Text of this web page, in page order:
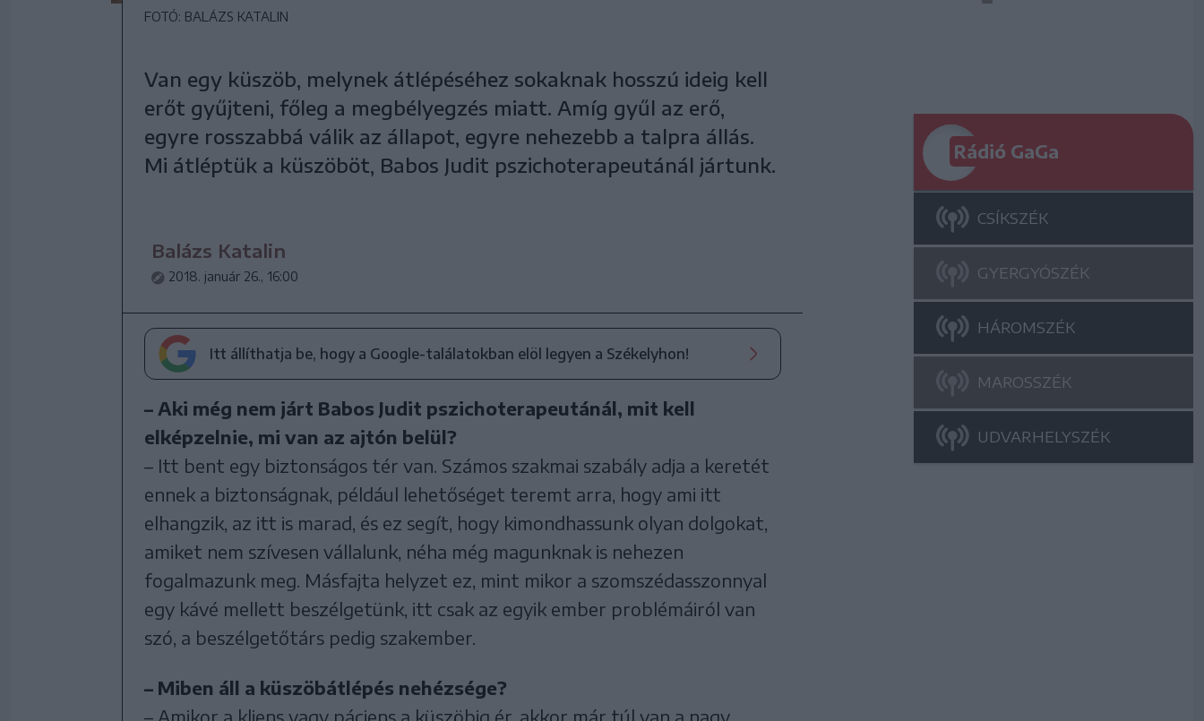
FOTÓ: BALÁZS KATALIN
Van egy küszöb, melynek átlépéséhez sokaknak hosszú ideig kell
erőt gyűjteni, főleg a megbélyegzés miatt. Amíg gyűl az erő,
egyre rosszabbá válik az állapot, egyre nehezebb a talpra állás.
Mi átléptük a küszöböt, Babos Judit pszichoterapeutánál jártunk.
Balázs Katalin
2018. január 26., 16:00
Itt állíthatja be, hogy a Google-találatokban elöl legyen a Székelyhon!
– Aki még nem járt Babos Judit pszichoterapeutánál, mit kell
elképzelnie, mi van az ajtón belül?
– Itt bent egy biztonságos tér van. Számos szakmai szabály adja a keretét
ennek a biztonságnak, például lehetőséget teremt arra, hogy ami itt
elhangzik, az itt is marad, és ez segít, hogy kimondhassunk olyan dolgokat,
amiket nem szívesen vállalunk, néha még magunknak is nehezen
fogalmazunk meg. Másfajta helyzet ez, mint mikor a szomszédasszonnyal
egy kávé mellett beszélgetünk, itt csak az egyik ember problémáiról van
szó, a beszélgetőtárs pedig szakember.
– Miben áll a küszöbátlépés nehézsége?
– Amikor a kliens vagy páciens a küszöbig ér, akkor már túl van a nagy
Rádió GaGa
CSÍKSZÉK
GYERGYÓSZÉK
HÁROMSZÉK
MAROSSZÉK
UDVARHELYSZÉK